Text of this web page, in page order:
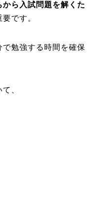
から入試問題を解くた
要です。
勉強する時間を確保
、